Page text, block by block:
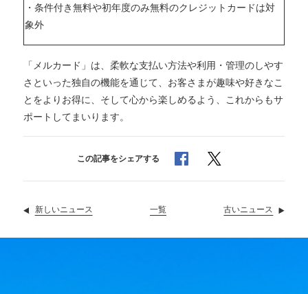
・条件付き無料や初年度のみ無料のクレジットカードは対
象外
「メルカード」は、柔軟な支払い方法や利用・管理のしやす
さといった独自の機能を通じて、お客さまが趣味や好きなこ
とをよりお得に、そして心から楽しめるよう、これからもサ
ポートしてまいります。
この記事をシェアする でシェア
新しいニュース ニュース
一覧 古いニュース